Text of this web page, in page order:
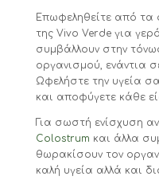
Επωφεληθείτε από
της Vivo Verde για
συμβάλλουν στην
οργανισμού, ενάντια
Ωφελήστε την υγεία
και αποφύγετε κάθε
Για σωστή ενίσχυση
Colostrum και άλλα
θωρακίσουν τον
καλή υγεία αλλά και